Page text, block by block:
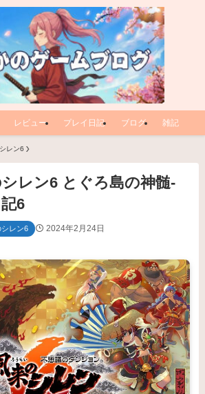
レビュー プレイ日記 ブログ 雑記
レン6
レン6 とぐろ島の神髄-
6
シレン6 2024年2月24日